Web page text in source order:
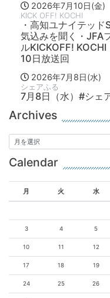
2026年7月10日(金)
KICK OFF! KOCHI
・高知ユナイテッ
気込みを聞く・JFA
ルKICKOFF!
10日放送回
2026年7月8日(水)
シェアふる
7月8日（水）#シェ
Archives
Calendar
月 火 水
3 4 5
10 11 12
17 18 19
24 25 26